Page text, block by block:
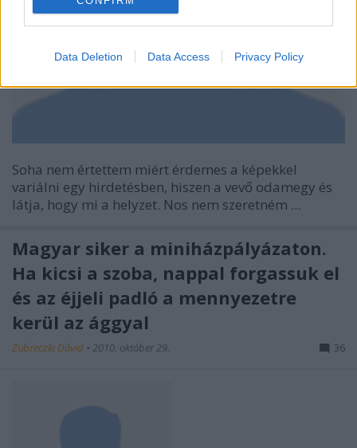
Data Deletion Data Access Privacy Policy
Soha nem értettem miért érdemes a képekkel
variálni egy hirdetésben, hiszen a vevő odamegy és
látja, hogy mi a helyzet. Nos nem szeretném ...
Magyar siker a miniházpályázaton.
Ha kicsi a szoba, nappal forgassuk el
és az éjjeli padló a mennyezetre
kerül az ággyal
Zubreczki Dávid • 2010. október 29. 36